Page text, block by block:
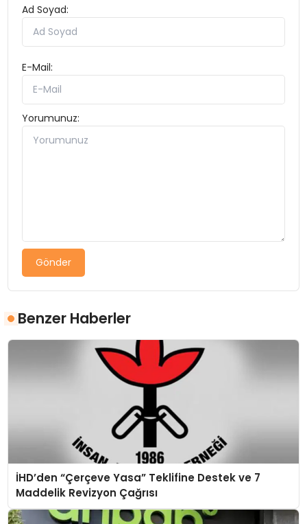
Ad Soyad:
E-Mail:
Yorumunuz:
Gönder
Benzer Haberler
İHD’den “Çerçeve Yasa” Teklifine Destek ve 7
Maddelik Revizyon Çağrısı